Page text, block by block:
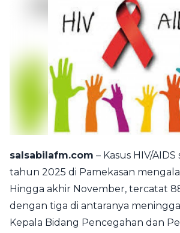
salsabilafm.com – Kasus HIV/
tahun 2025 di Pamekasan
Hingga akhir November, tercatat
dengan tiga di antaranya
Kepala Bidang Pencegahan dan